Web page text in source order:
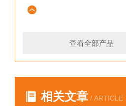
查看全部产品
相关文章 / ARTICLE